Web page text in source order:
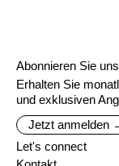
Abonnieren Sie
Erhalten Sie
und exklusiven
Jetzt anmelden
Let's connect